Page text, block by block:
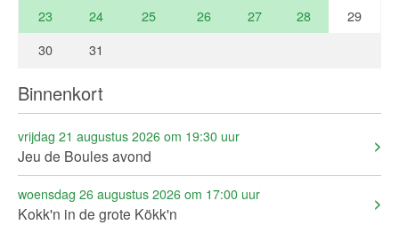
23
24 25 26 27 28
29
30
31
Binnenkort
vrijdag 21 augustus 2026 om 19:30 uur
Jeu de Boules avond
woensdag 26 augustus 2026 om 17:00 uur
Kokk'n in de grote Kökk'n